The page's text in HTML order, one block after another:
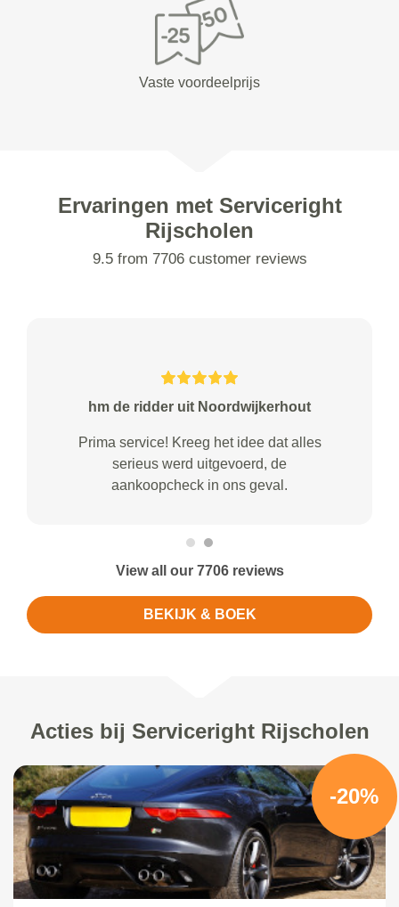
Vaste voordeelprijs
Ervaringen met Serviceright
Rijscholen
9.5 from 7706 customer reviews
hm de ridder uit Noordwijkerhout
Prima service! Kreeg het idee dat alles
serieus werd uitgevoerd, de
aankoopcheck in ons geval.
View all our 7706 reviews
BEKIJK & BOEK
Acties bij Serviceright Rijscholen
-20%